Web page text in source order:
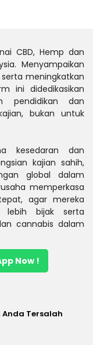
CBD, Hemp dan
Menyampaikan
meningkatkan
ini didedikasikan
pendidikan dan
bukan untuk
kesedaran dan
kajian sahih,
global dalam
memperkasa
agar mereka
lebih bijak serta
cannabis dalam
Now !
Anda Tersalah